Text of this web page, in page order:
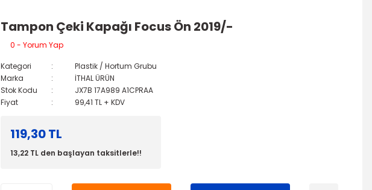
Tampon Çeki Kapağı Focus Ön 2019/-
0 - Yorum Yap
Kategori
Plastik / Hortum Grubu
Marka
İTHAL ÜRÜN
Stok Kodu
JX7B 17A989 A1CPRAA
Fiyat
99,41 TL + KDV
119,30 TL
13,22 TL den başlayan taksitlerle!!